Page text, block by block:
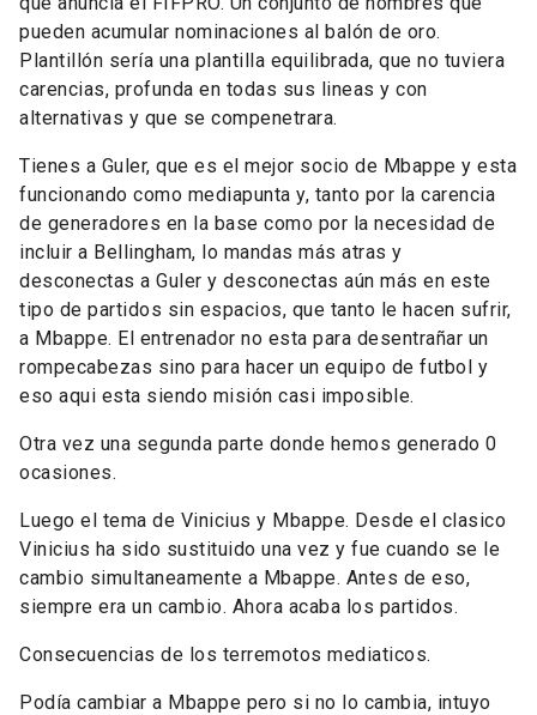
pueden acumular nominaciones al balón de oro.
Plantillón sería una plantilla equilibrada, que no tuviera
carencias, profunda en todas sus lineas y con
alternativas y que se compenetrara.
Tienes a Guler, que es el mejor socio de Mbappe y esta
funcionando como mediapunta y, tanto por la carencia
de generadores en la base como por la necesidad de
incluir a Bellingham, lo mandas más atras y
desconectas a Guler y desconectas aún más en este
tipo de partidos sin espacios, que tanto le hacen sufrir,
a Mbappe. El entrenador no esta para desentrañar un
rompecabezas sino para hacer un equipo de futbol y
eso aqui esta siendo misión casi imposible.
Otra vez una segunda parte donde hemos generado 0
ocasiones.
Luego el tema de Vinicius y Mbappe. Desde el clasico
Vinicius ha sido sustituido una vez y fue cuando se le
cambio simultaneamente a Mbappe. Antes de eso,
siempre era un cambio. Ahora acaba los partidos.
Consecuencias de los terremotos mediaticos.
Podía cambiar a Mbappe pero si no lo cambia, intuyo